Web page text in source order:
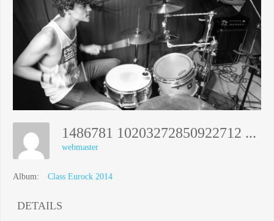
1486781 10203272850922712 6953083833681659457 N
webmaster
Album: Class Eurock 2014
DETAILS